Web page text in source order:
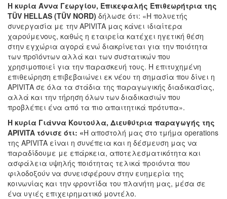
Η κυρία Άννα Γεωργίου, Επικεφαλής Επιθεωρήτρια της
TÜV HELLAS (TÜV NORD) δήλωσε ότι: «Η πολυετής
συνεργασία με την APIVITA μας κάνει ιδιαίτερα
χαρούμενους, καθώς η εταιρεία κατέχει ηγετική θέση
στην εγχώρια αγορά ενώ διακρίνεται για την ποιότητα
των προϊόντων αλλά και των συστατικών που
χρησιμοποιεί για την παρασκευή τους. Η επιτυχημένη
επιθεώρηση επιβεβαιώνει εκ νέου τη σημασία που δίνει η
APIVITA σε όλα τα στάδια της παραγωγικής διαδικασίας,
αλλά και την τήρηση όλων των διαδικασιών που
προβλέπει ένα από τα πιο απαιτητικά πρότυπα».
Η κυρία Γιάννα Κουτούλα, Διευθύτρια παραγωγής της
APIVITA τόνισε ότι: «Η αποστολή μας στο τμήμα operations
της APIVITA είναι η συνέπεια και η δέσμευση μας να
παραδίδουμε με επάρκεια, αποτελεσματικότητα και
ασφάλεια υψηλής ποιότητας τελικά προιόντα που
φιλοδοξούν να συνεισφέρουν στην ευημερία της
κοινωνίας και την φροντίδα του πλανήτη μας, μέσα σε
ένα υγιές επιχειρηματικό μοντέλο.